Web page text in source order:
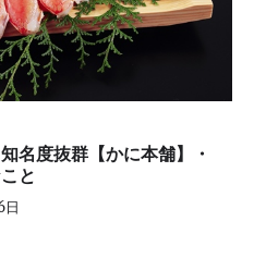
名度抜群【かに本舗】・
と
日